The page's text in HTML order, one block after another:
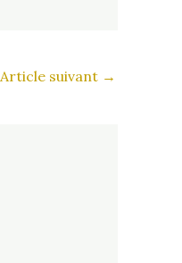
Article suivant →